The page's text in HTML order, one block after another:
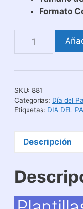
Formato
Tazas
del
Meme
Flork
SKU: 881
Categorías: Día del
Etiquetas: DIA DEL
Descripción